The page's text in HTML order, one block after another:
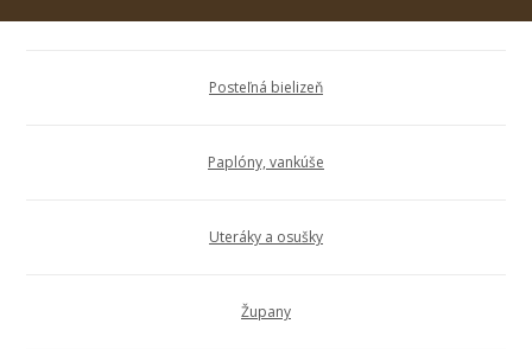
Posteľná bielizeň
Paplóny, vankúše
Uteráky a osušky
Župany